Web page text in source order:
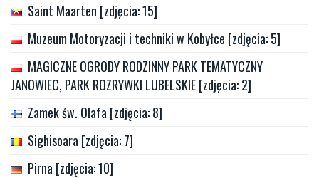
Saint Maarten [zdjęcia: 15]
Muzeum Motoryzacji i techniki w Kobyłce [zdjęcia: 5]
MAGICZNE OGRODY RODZINNY PARK TEMATYCZNY
JANOWIEC, PARK ROZRYWKI LUBELSKIE [zdjęcia: 2]
Zamek św. Olafa [zdjęcia: 8]
Sighisoara [zdjęcia: 7]
Pirna [zdjęcia: 10]